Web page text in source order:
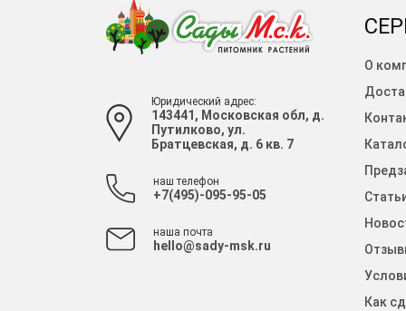
Юридический адрес:
143441, Московская обл, д.
Путилково, ул.
Братцевская, д. 6 кв. 7
наш телефон
+7(495)-095-95-05
наша почта
hello@sady-msk.ru
О
Как